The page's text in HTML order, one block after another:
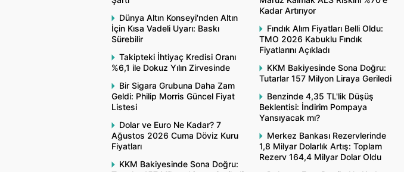
Dünya Altın Konseyi'nden Altın
İçin Kısa Vadeli Uyarı: Baskı
Sürebilir
Takipteki İhtiyaç Kredisi Oranı
%6,1 ile Dokuz Yılın Zirvesinde
Bir Sigara Grubuna Daha Zam
Geldi: Philip Morris Güncel Fiyat
Listesi
Dolar ve Euro Ne Kadar? 7
Ağustos 2026 Cuma Döviz Kuru
Fiyatları
KKM Bakiyesinde Sona Doğru:
Kadar Artırıyor
Fındık Alım Fiyatları Belli Oldu:
TMO 2026 Kabuklu Fındık
Fiyatlarını Açıkladı
KKM Bakiyesinde Sona Doğru:
Tutarlar 157 Milyon Liraya Geriledi
Benzinde 4,35 TL'lik Düşüş
Beklentisi: İndirim Pompaya
Yansıyacak mı?
Merkez Bankası Rezervlerinde
1,8 Milyar Dolarlık Artış: Toplam
Rezerv 164,4 Milyar Dolar Oldu